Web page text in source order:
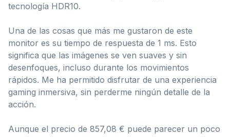
tecnología HDR10.
Una de las cosas que más me gustaron de este
monitor es su tiempo de respuesta de 1 ms. Esto
significa que las imágenes se ven suaves y sin
desenfoques, incluso durante los movimientos
rápidos. Me ha permitido disfrutar de una experiencia
gaming inmersiva, sin perderme ningún detalle de la
acción.
Aunque el precio de 857,08 € puede parecer un poco